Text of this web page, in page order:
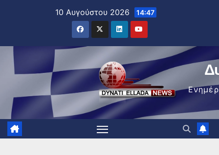
10 Αυγούστου 2026 14:47